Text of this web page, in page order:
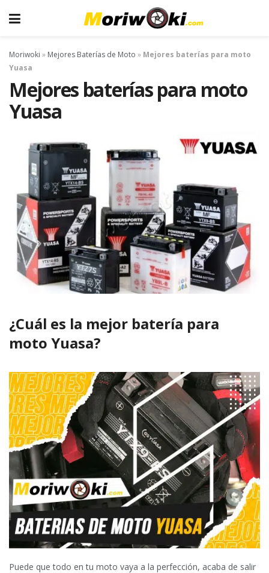
Moriwoki » Mejores Baterías de Moto » Mejores baterías para moto
Yuasa
Mejores baterías para moto
Yuasa
¿Cuál es la mejor batería para
moto Yuasa?
Puede que todo en tu moto vaya a la perfección, acaba de salir